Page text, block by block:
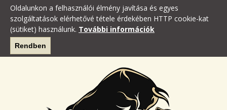
Oldalunkon a felhasználói élmény javítása és egyes
szolgáltatások elérhetővé tétele érdekében HTTP cookie-kat
(sütiket) használunk. További információk
Rendben